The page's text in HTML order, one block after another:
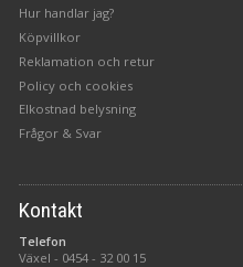
Hur handlar jag?
Köpvillkor
Reklamation och retur
Policy och cookies
Elkostnad belysning
Frågor & Svar
Kontakt
Telefon
Växel - 0454 - 32 00 15